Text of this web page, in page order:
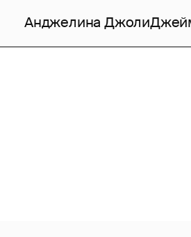
Анджелина Джоли